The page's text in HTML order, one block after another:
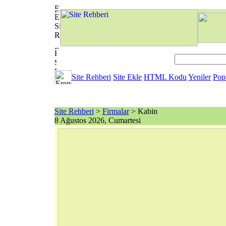
Site Rehberi Site Ekle HTML Kodu Yeniler
Site Rehberi > Firmalar> Kabin
8 Ağustos 2026, Cumartesi